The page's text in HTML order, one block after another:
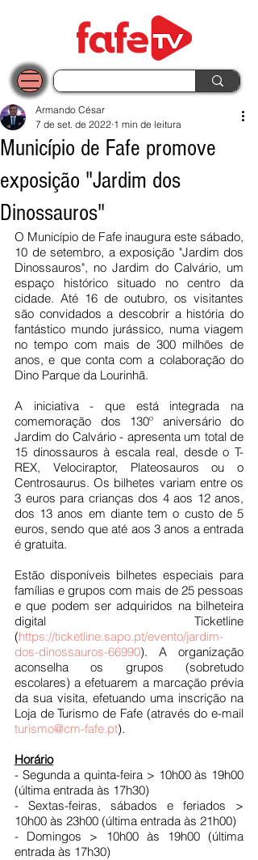
Município de Fafe promove
exposição "Jardim dos
Dinossauros"
Armando César
7 de set. de 2022 1 min de leitura
O Município de Fafe inaugura este sábado,
10 de setembro, a exposição "Jardim dos
Dinossauros", no Jardim do Calvário, um
espaço histórico situado no centro da
cidade. Até 16 de outubro, os visitantes
são convidados a descobrir a história do
fantástico mundo jurássico, numa viagem
no tempo com mais de 300 milhões de
anos, e que conta com a colaboração do
Dino Parque da Lourinhã.
A iniciativa - que está integrada na
comemoração dos 130º aniversário do
Jardim do Calvário - apresenta um total de
15 dinossauros à escala real, desde o T-
REX, Velociraptor, Plateosauros ou o
Centrosaurus. Os bilhetes variam entre os
3 euros para crianças dos 4 aos 12 anos,
dos 13 anos em diante tem o custo de 5
euros, sendo que até aos 3 anos a entrada
é gratuita.
Estão disponíveis bilhetes especiais para
famílias e grupos com mais de 25 pessoas
e que podem ser adquiridos na bilheteira
digital Ticketline
(https://ticketline.sapo.pt/evento/jardim-
dos-dinossauros-66990). A organização
aconselha os grupos (sobretudo
escolares) a efetuarem a marcação prévia
da sua visita, efetuando uma inscrição na
turismo@cm-fafe.pt).
Horário
- Segunda a quinta-feira > 10h00 às 19h00
(última entrada às 17h30)
- Sextas-feiras, sábados e feriados >
10h00 às 23h00 (última entrada às 21h00)
- Domingos > 10h00 às 19h00 (última
entrada às 17h30)